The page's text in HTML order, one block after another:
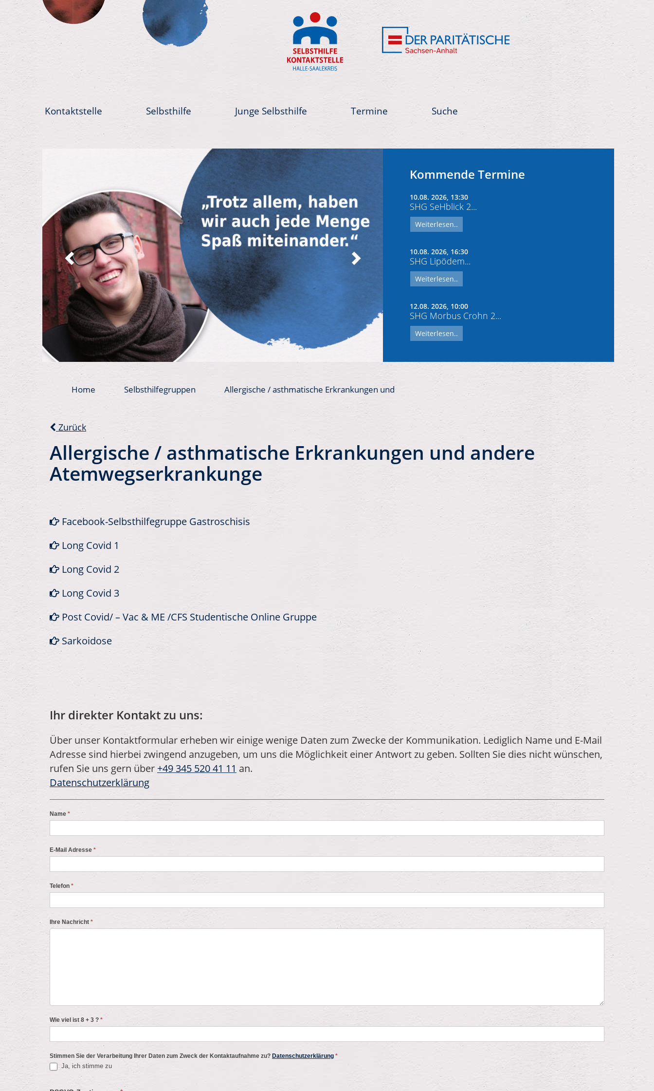
Kontaktstelle Selbsthilfe Junge Selbsthilfe Termine Suche
Kommende Termine
10.08. 2026, 13:30
SHG SeHblick 2...
Weiterlesen..
10.08. 2026, 16:30
SHG Lipödem...
Weiterlesen..
12.08. 2026, 10:00
SHG Morbus Crohn 2...
Weiterlesen..
Home Selbsthilfegruppen Allergische / asthmatische Erkrankungen und
Zurück
Allergische / asthmatische Erkrankungen und andere
Atemwegserkrankunge
Facebook-Selbsthilfegruppe Gastroschisis
Long Covid 1
Long Covid 2
Long Covid 3
Post Covid/ – Vac & ME /CFS Studentische Online Gruppe
Sarkoidose
Ihr direkter Kontakt zu uns:
Über unser Kontaktformular erheben wir einige wenige Daten zum Zwecke der Kommunikation. Lediglich Name und E-Mail
Adresse sind hierbei zwingend anzugeben, um uns die Möglichkeit einer Antwort zu geben. Sollten Sie dies nicht wünschen,
rufen Sie uns gern über +49 345 520 41 11 an.
Datenschutzerklärung
Name *
E-Mail Adresse *
Telefon *
Ihre Nachricht *
Wie viel ist 8 + 3 ? *
Stimmen Sie der Verarbeitung Ihrer Daten zum Zweck der Kontaktaufnahme zu? Datenschutzerklärung *
Ja, ich stimme zu